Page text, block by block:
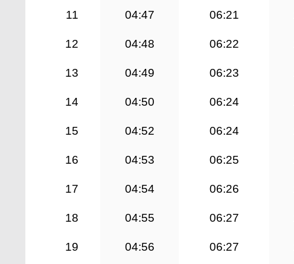
11 04:47 06:21
12 04:48 06:22
13 04:49 06:23
14 04:50 06:24
15 04:52 06:24
16 04:53 06:25
17 04:54 06:26
18 04:55 06:27
19 04:56 06:27